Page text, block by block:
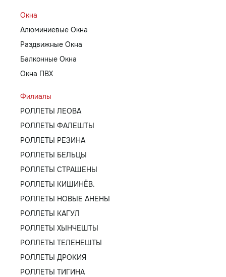
Окна
Алюминиевые Окна
Раздвижные Окна
Балконные Окна
Окна ПВХ
Филиалы
РОЛЛЕТЫ ЛЕОВА
РОЛЛЕТЫ ФАЛЕШТЫ
РОЛЛЕТЫ РЕЗИНА
РОЛЛЕТЫ БЕЛЬЦЫ
РОЛЛЕТЫ СТРАШЕНЫ
РОЛЛЕТЫ КИШИНЁВ.
РОЛЛЕТЫ НОВЫЕ АНЕНЫ
РОЛЛЕТЫ КАГУЛ
РОЛЛЕТЫ ХЫНЧЕШТЫ
РОЛЛЕТЫ ТЕЛЕНЕШТЫ
РОЛЛЕТЫ ДРОКИЯ
РОЛЛЕТЫ ТИГИНА